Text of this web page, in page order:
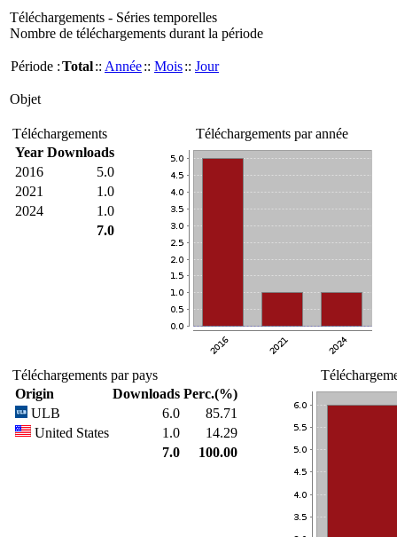
Téléchargements - Séries temporelles
Nombre de téléchargements durant la période
Période :Total:: Année:: Mois:: Jour
Objet
Téléchargements
Year Downloads
2016
5.0
2021
1.0
2024
1.0
7.0
Téléchargements par année
Téléchargements par pays
Origin
Downloads Perc.(%)
ULB
6.0
85.71
United States
1.0
14.29
7.0
100.00